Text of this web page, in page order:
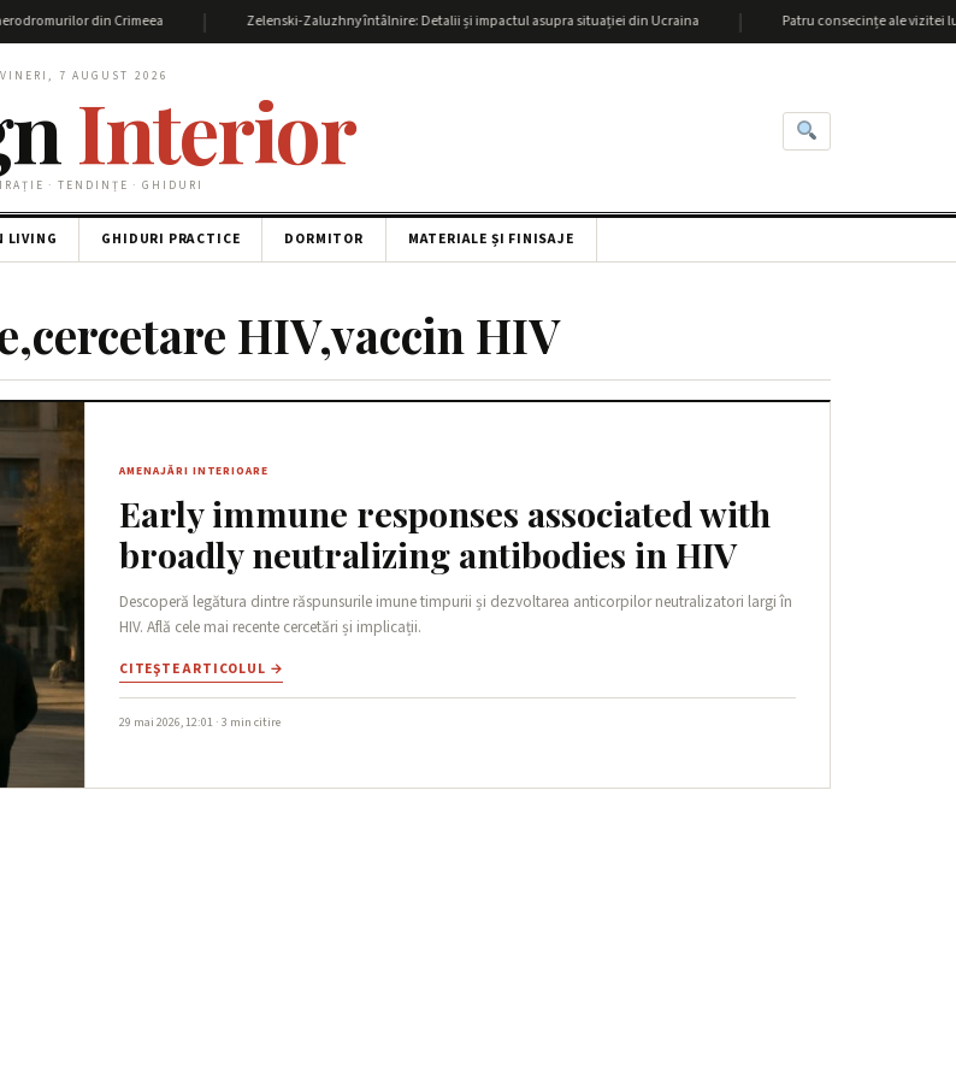
din Crimeea Zelenski-Zaluzhny întâlnire: Detalii și impactul asupra situației din Ucraina Patru consecințe ale vizitei lui
VINERI, 7 AUGUST 2026
Interior
· TENDINȚE · GHIDURI
LIVING GHIDURI PRACTICE DORMITOR MATERIALE ȘI FINISAJE
HIV,vaccin HIV
AMENAJĂRI INTERIOARE
Early immune responses associated with
broadly neutralizing antibodies in HIV
Descoperă legătura dintre răspunsurile imune timpurii și dezvoltarea anticorpilor neutralizatori largi în
HIV. Află cele mai recente cercetări și implicații.
CITEŞTE ARTICOLUL →
29 mai 2026, 12:01 · 3 min citire